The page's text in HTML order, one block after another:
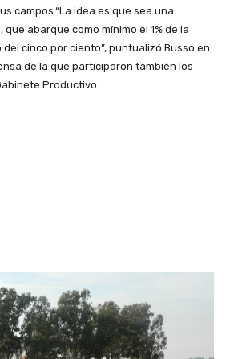
campos.“La idea es que sea una
abarque como mínimo el 1% de la
cinco por ciento”, puntualizó Busso en
de la que participaron también los
Productivo.